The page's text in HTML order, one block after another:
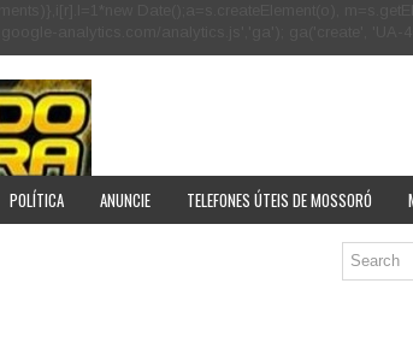
POLÍTICA ANUNCIE TELEFONES ÚTEIS DE MOSSORÓ